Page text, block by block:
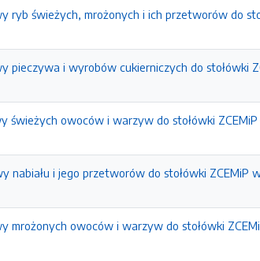
ryb świeżych, mrożonych i ich przetworów do
pieczywa i wyrobów cukierniczych do stołówki
świeżych owoców i warzyw do stołówki ZCEMiP
nabiału i jego przetworów do stołówki ZCEMiP
mrożonych owoców i warzyw do stołówki